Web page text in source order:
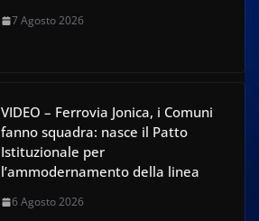
7 Agosto 2026
VIDEO – Ferrovia Jonica, i Comuni
fanno squadra: nasce il Patto
Istituzionale per
l’ammodernamento della linea
6 Agosto 2026